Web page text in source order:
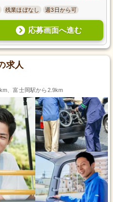
残業ほぼなし 週3日から可
応募画面へ進む
求人
、富士岡駅から2.9km